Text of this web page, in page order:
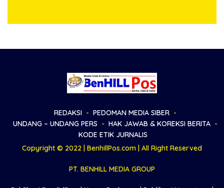
REDAKSI
PEDOMAN MEDIA SIBER
UNDANG – UNDANG PERS
HAK JAWAB & KOREKSI BERITA
KODE ETIK JURNALIS
Copyright © 2022 | BenhillPos.com | All Right Reserved
PT. BENHILL MEDIA GROUP